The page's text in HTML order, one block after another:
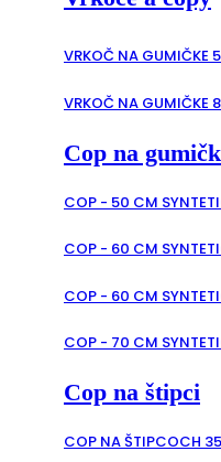
VRKOČ NA GUMIČKE
VRKOČ NA GUMIČKE
Cop na
COP - 50 CM
COP - 60 CM
COP - 60 CM
COP - 70 CM
Cop na štipci
COP NA ŠTIPCOCH